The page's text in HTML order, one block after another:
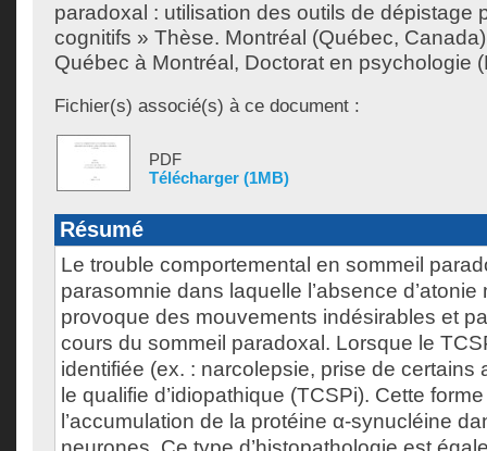
paradoxal : utilisation des outils de dépistage
cognitifs » Thèse. Montréal (Québec,
Québec à Montréal, Doctorat en psychologie
Fichier(s) associé(s) à ce document :
PDF
Télécharger (1MB)
Résumé
Le trouble comportemental en sommeil
parasomnie dans laquelle l’absence d’atonie
provoque des mouvements indésirables et
cours du sommeil paradoxal. Lorsque le
identifiée (ex. : narcolepsie, prise de certains
le qualifie d’idiopathique (TCSPi). Cette
l’accumulation de la protéine α-synucléine